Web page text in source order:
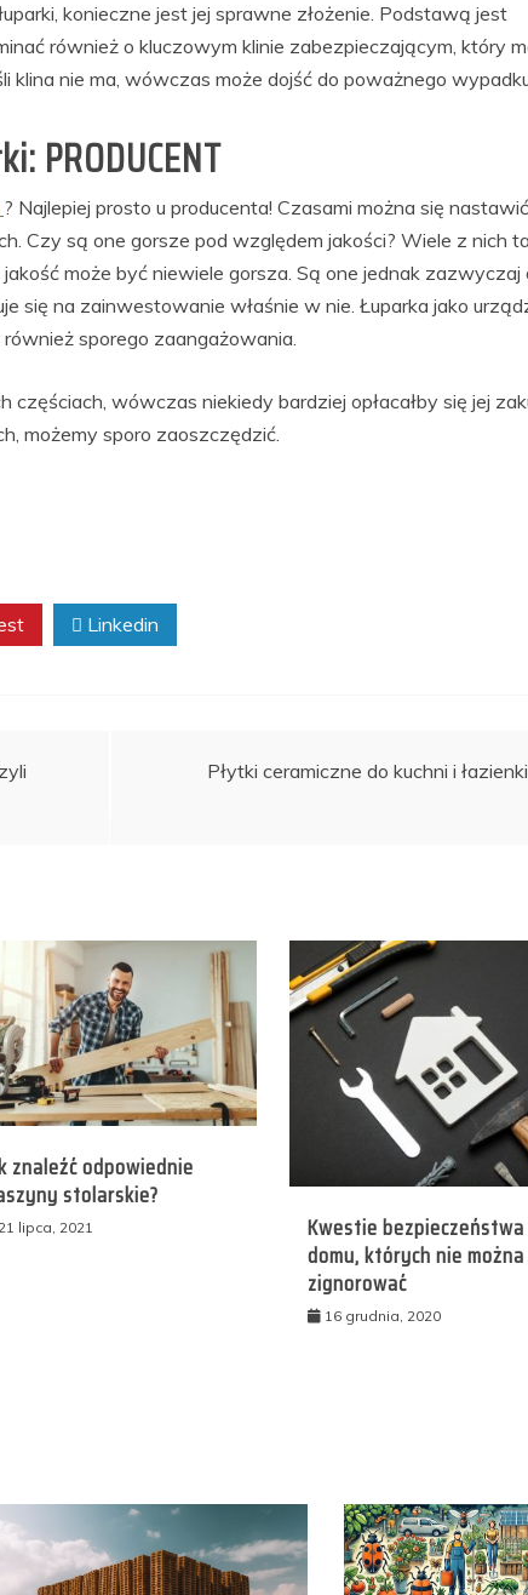
konieczne jest jej sprawne złożenie. Podstawą jest
również o kluczowym klinie zabezpieczającym, który
klina nie ma, wówczas może dojść do poważnego
PRODUCENT
? Najlepiej prosto u producenta! Czasami można się
Czy są one gorsze pod względem jakości? Wiele z nich
może być niewiele gorsza. Są one jednak zazwyczaj
się na zainwestowanie właśnie w nie. Łuparka jako
sporego zaangażowania.
częściach, wówczas niekiedy bardziej opłacałby się jej
możemy sporo zaoszczędzić.
Linkedin
Płytki ceramiczne do kuchni i łazienki
znaleźć odpowiednie
stolarskie?
21 lipca, 2021
Kwestie
domu, których nie można
zignorować
16 grudnia, 2020